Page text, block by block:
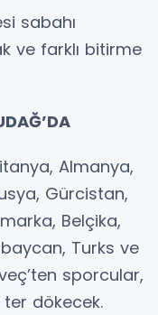
sabahı
ve farklı bitirme
Almanya,
Gürcistan,
Belçika,
Turks ve
sporcular,
ter dökecek.